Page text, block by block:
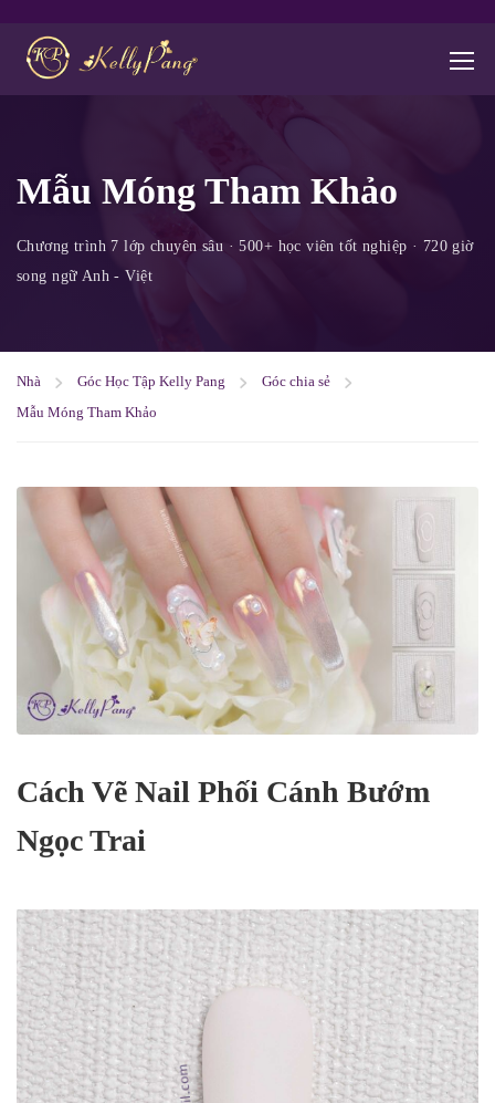
Mẫu Móng Tham Khảo
Nhà Góc Học Tập Kelly Pang
Góc chia sẻ
Mẫu Móng Tham Khảo
Cách Vẽ Nail Phối Cánh Bướm
Ngọc Trai